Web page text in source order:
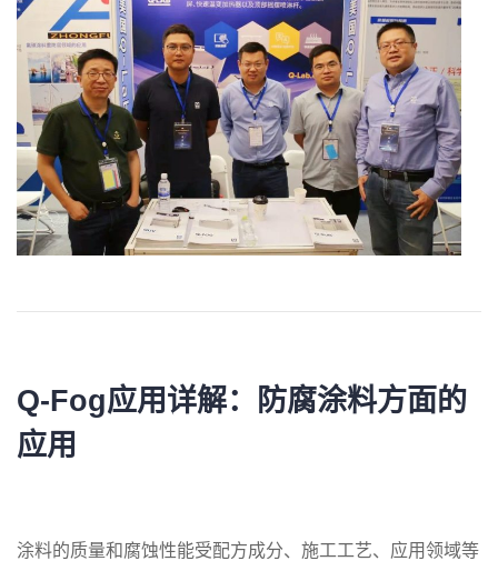
Q-Fog应用详解：
防腐涂料方面的
应用
涂料的质量和腐蚀性能受配方成分、施工工艺、应用领域等